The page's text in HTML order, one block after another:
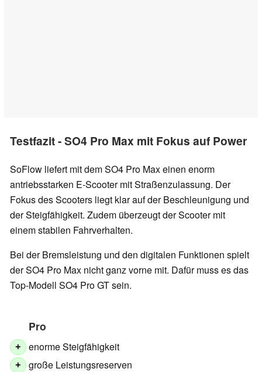
Testfazit - SO4 Pro Max mit Fokus auf Power
SoFlow liefert mit dem SO4 Pro Max einen enorm
antriebsstarken E-Scooter mit Straßenzulassung. Der
Fokus des Scooters liegt klar auf der Beschleunigung und
der Steigfähigkeit. Zudem überzeugt der Scooter mit
einem stabilen Fahrverhalten.
Bei der Bremsleistung und den digitalen Funktionen spielt
der SO4 Pro Max nicht ganz vorne mit. Dafür muss es das
Top-Modell SO4 Pro GT sein.
Pro
+ enorme Steigfähigkeit
+ große Leistungsreserven